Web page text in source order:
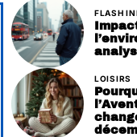
FLASH
LOISIRS